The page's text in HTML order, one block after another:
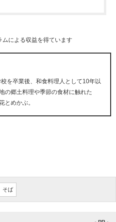
による収益を得ています
を卒業後、和食料理人として10年以
の郷土料理や季節の食材に触れた
とめかぶ。
そば